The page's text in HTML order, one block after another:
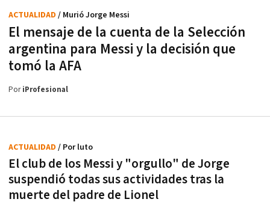
El mensaje de la cuenta de la Selección
argentina para Messi y la decisión que
tomó la AFA
ACTUALIDAD / Murió Jorge Messi
PoriProfesional
El club de los Messi y "orgullo" de Jorge
suspendió todas sus actividades tras la
muerte del padre de Lionel
ACTUALIDAD / Por luto